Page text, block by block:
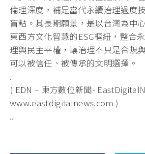
倫理深度，補足當代永續治理過度
盲點。其長期願景，是以台灣為中
東西方文化智慧的ESG樞紐，整合
理與民主平權，讓治理不只是合規
可以被信任、被傳承的文明選擇。
.
( EDN – 東方數位新聞-
www.eastdigitalnews.com )
..